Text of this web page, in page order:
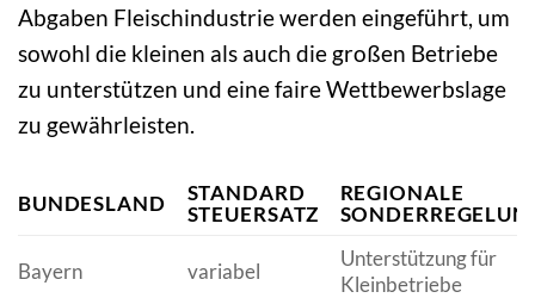
Abgaben Fleischindustrie werden eingeführt, um
sowohl die kleinen als auch die großen Betriebe
zu unterstützen und eine faire Wettbewerbslage
zu gewährleisten.
BUNDESLAND
STANDARD
STEUERSATZ
REGIONALE
Bayern variabel
Unterstützung für
Kleinbetriebe